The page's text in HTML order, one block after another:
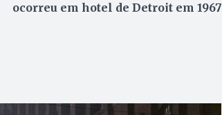
ocorreu em hotel de Detroit em 1967